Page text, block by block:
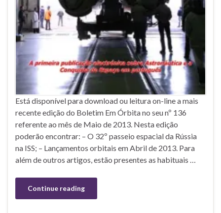
Está disponível para download ou leitura on-line a mais
recente edição do Boletim Em Órbita no seu nº 136
referente ao mês de Maio de 2013. Nesta edição
poderão encontrar: – O 32º passeio espacial da Rússia
na ISS; – Lançamentos orbitais em Abril de 2013. Para
além de outros artigos, estão presentes as habituais …
Continue reading